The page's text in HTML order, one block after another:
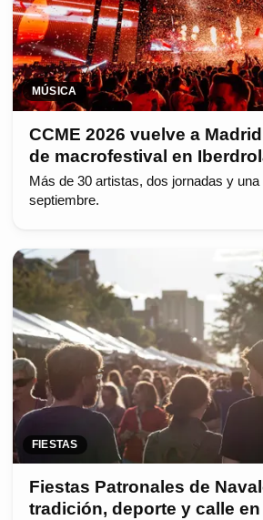
MÚSICA
CCME 2026 vuelve a
de macrofestival en
Más de 30 artistas, dos jornadas y
septiembre.
FIESTAS
Fiestas Patronales de
tradición, deporte y calle